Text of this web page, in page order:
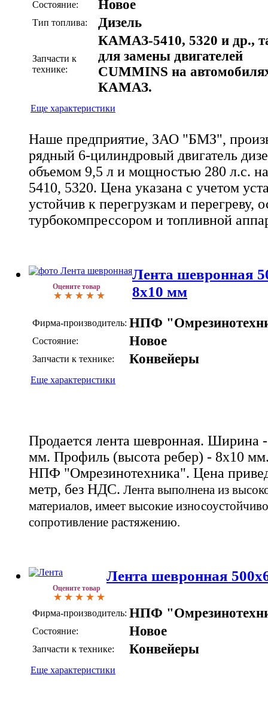
Состояние: Новое
Тип топлива: Дизель
Запчасти к
технике:
КАМАЗ-5410, 5320 и др.,
для замены двигателей
CUMMINS на
КАМАЗ.
Еще характеристики
Наше предприятие, ЗАО "БМЗ",
рядный 6-цилиндровый двигатель
объемом 9,5 л и мощностью 280 л.с.
5410, 5320. Цена указана с учетом
устойчив к перегрузкам и
турбокомпрессором и топливной
Оцените товар
Лента шевронная
8х10 мм
Фирма-производитель: НПФ
Состояние: Новое
Запчасти к технике: Конвейеры
Еще характеристики
Продается лента шевронная. Ширина
мм. Профиль (высота ребер) - 8х10
НПФ "Омрезинотехника". Цена
метр, без НДС. Лента выполнена из
материалов, имеет высокие
сопротивление растяжению.
Оцените товар
Лента шевронная
Фирма-производитель: НПФ
Состояние: Новое
Запчасти к технике: Конвейеры
Еще характеристики